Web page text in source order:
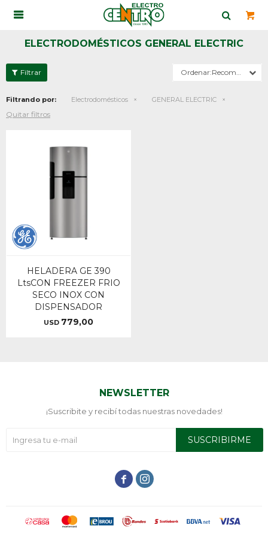

ELECTRODOMÉSTICOS GENERAL ELECTRIC
Recomendados
Filtrando por: Electrodomésticos GENERAL ELECTRIC
Quitar filtros
HELADERA GE 390
LtsCON FREEZER FRIO
SECO INOX CON
DISPENSADOR
USD 779,00
NEWSLETTER
¡Suscribite y recibí todas nuestras novedades!
SUSCRIBIRME
 